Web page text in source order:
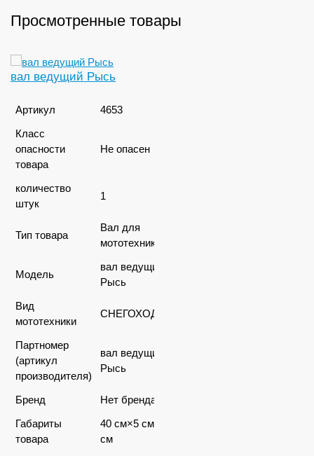
Просмотренные товары
вал ведущий Рысь
Артикул
4653
Класс
опасности
товара
Не опасен
количество
штук
1
Тип товара
Вал для
мототехники
Модель
вал ведущий
Рысь
Вид
мототехники
СНЕГОХОДЫ
Партномер
(артикул
производителя)
вал ведущий
Рысь
Бренд
Нет бренда
Габариты
товара
40 см×5 см×5
см